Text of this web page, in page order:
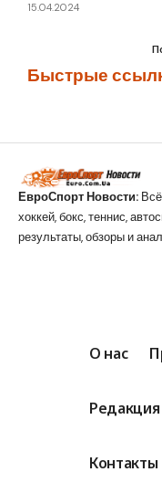
15.04.2024
Быстрые
ЕвроСпорт Новости:
хоккей, бокс, теннис,
результаты, обзоры и
О нас
Редакция
Контакты